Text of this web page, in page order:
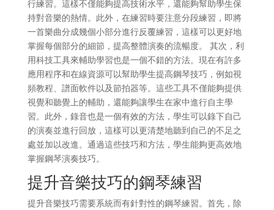
行練習。這樣不僅能夠提高技術水平，還能夠幫助學生保
持對音樂的熱情。此外，在練習時要注意分段練習，即將
一首樂曲分成幾個小部分進行反覆練習，這樣可以更好地
掌握每個部分的細節，提高整體演奏的流暢度。 其次，利
用科技工具來輔助學習也是一個不錯的方法。現在有許多
應用程序和在線資源可以幫助學生提高鋼琴技巧，例如視
頻教程、譜面軟件以及節拍器等。這些工具不僅能夠提供
視覺和聽覺上的輔助，還能夠讓學生在家中進行自主學
習。此外，錄音也是一個有效的方法，學生可以錄下自己
的演奏並進行回放，這樣可以更清楚地聽到自己的不足之
處並加以改進。通過這些技巧和方法，學生能夠更高效地
掌握鋼琴演奏技巧。
提升音樂技巧的鋼琴練習
提升音樂技巧需要系統而有針對性的鋼琴練習。首先，除